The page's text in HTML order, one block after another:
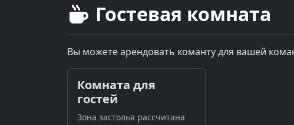
Гостевая комната
Вы можете арендовать команту для вашей
Комната для
гостей
Зона застолья рассчитана